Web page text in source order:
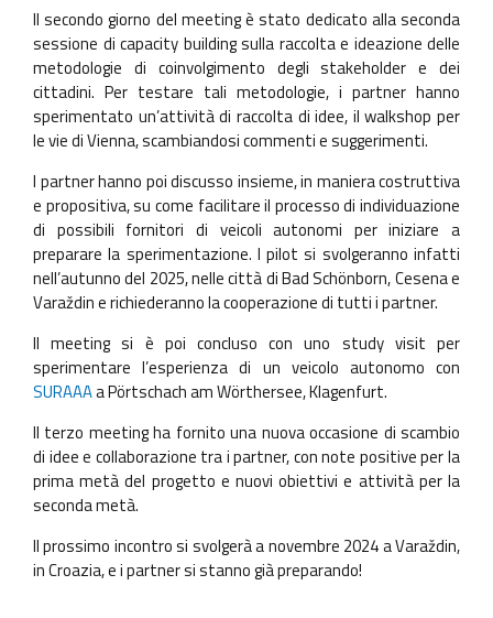
Il secondo giorno del meeting è stato dedicato alla seconda
sessione di capacity building sulla raccolta e ideazione delle
metodologie di coinvolgimento degli stakeholder e dei
cittadini. Per testare tali metodologie, i partner hanno
sperimentato un’attività di raccolta di idee, il walkshop per
le vie di Vienna, scambiandosi commenti e suggerimenti.
I partner hanno poi discusso insieme, in maniera costruttiva
e propositiva, su come facilitare il processo di individuazione
di possibili fornitori di veicoli autonomi per iniziare a
preparare la sperimentazione. I pilot si svolgeranno infatti
nell’autunno del 2025, nelle città di Bad Schönborn, Cesena e
Varaždin e richiederanno la cooperazione di tutti i partner.
Il meeting si è poi concluso con uno study visit per
sperimentare l’esperienza di un veicolo autonomo con
SURAAAa Pörtschach am Wörthersee, Klagenfurt.
Il terzo meeting ha fornito una nuova occasione di scambio
di idee e collaborazione tra i partner, con note positive per la
prima metà del progetto e nuovi obiettivi e attività per la
seconda metà.
Il prossimo incontro si svolgerà a novembre 2024 a Varaždin,
in Croazia, e i partner si stanno già preparando!